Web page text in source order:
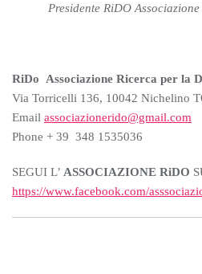
Presidente RiDO
RiDo Associazione Ricerca per la
Via Torricelli 136, 10042 Nichelino
Email associazionerido@gmail.com
Phone + 39 348 1535036
SEGUI L’ ASSOCIAZIONE RiDO
https://www.facebook.com/